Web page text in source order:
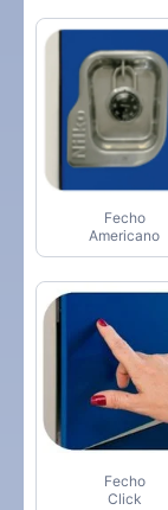
Fecho
Americano
Fecho
Click